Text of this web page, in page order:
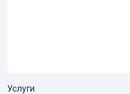
Услуги